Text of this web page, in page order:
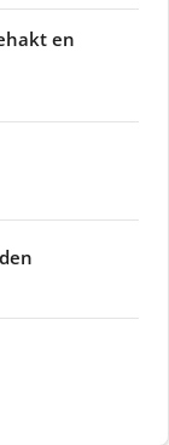
en